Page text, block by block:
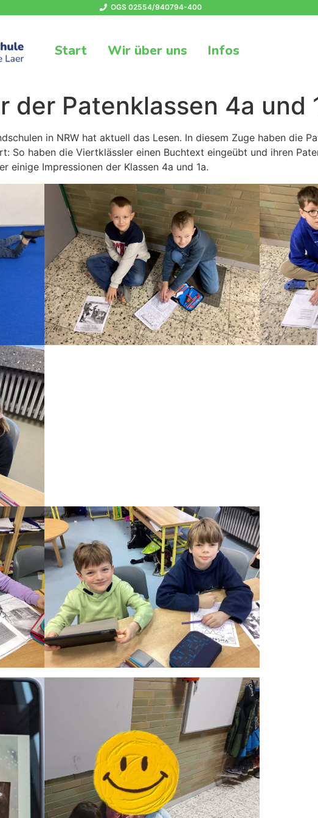
OGS 02554/940794-400
Start Wir über uns Infos
der Patenklassen 4a und
in NRW hat aktuell das Lesen. In diesem Zuge haben die
So haben die Viertklässler einen Buchtext eingeübt und ihren
einige Impressionen der Klassen 4a und 1a.